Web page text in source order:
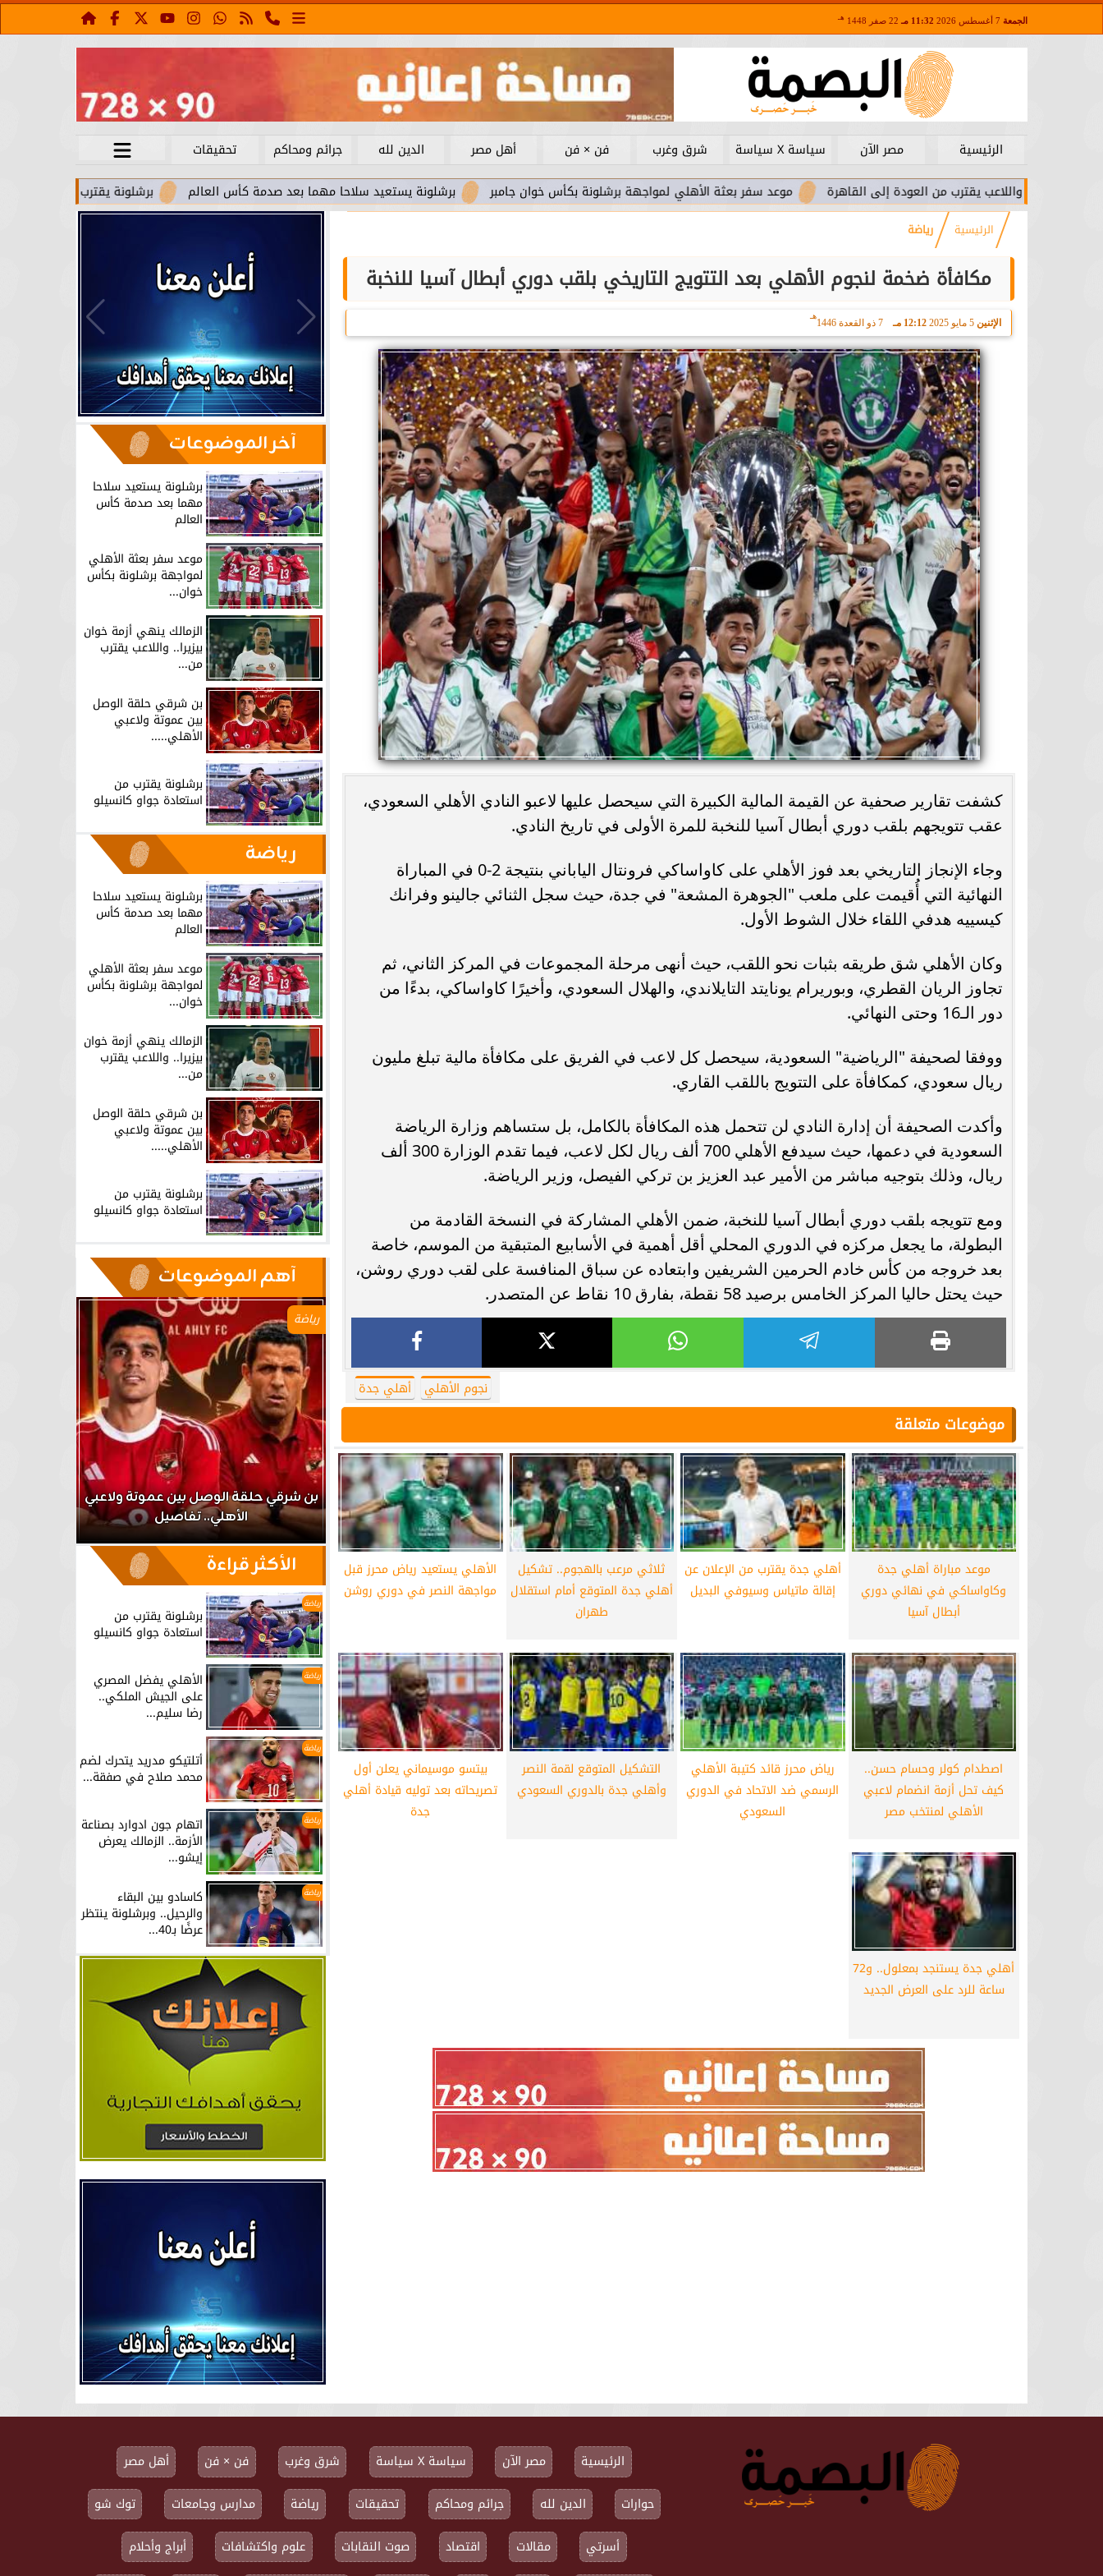
الجمعة 11:32 مـ 22 صفر 1448 هـ
الرئيسية مصر الآن سياسة X سياسة شرق وغرب فن × فن أهل مصر الدين لله جرائم ومحاكم
تحقيقات
برشلونة يقترب من استعادة جواو كانسيلو
برشلونة يستعيد سلاحا مهما بعد صدمة كأس العالم موعد سفر بعثة الأهلي لمواجهة برشلونة بكأس خوان جامبر واللاعب يقترب من العودة إلى القاهرة
الرئيسية رياضة
مكافأة ضخمة لنجوم الأهلي بعد التتويج التاريخي بلقب دوري أبطال آسيا للنخبة
الإثنين 5 مايو 2025 12:12 مـ 7 ذو القعدة 1446
هـ
كشفت تقارير صحفية عن القيمة المالية الكبيرة التي سيحصل عليها لاعبو النادي الأهلي السعودي،
عقب تتويجهم بلقب دوري أبطال آسيا للنخبة للمرة الأولى في تاريخ النادي.
وجاء الإنجاز التاريخي بعد فوز الأهلي على كاواساكي فرونتال الياباني بنتيجة 2-0 في المباراة
النهائية التي أُقيمت على ملعب "الجوهرة المشعة" في جدة، حيث سجل الثنائي جالينو وفرانك
كيسييه هدفي اللقاء خلال الشوط الأول.
وكان الأهلي شق طريقه بثبات نحو اللقب، حيث أنهى مرحلة المجموعات في المركز الثاني، ثم
تجاوز الريان القطري، وبوريرام يونايتد التايلاندي، والهلال السعودي، وأخيرًا كاواساكي، بدءًا من
دور الـ16 وحتى النهائي.
ووفقا لصحيفة "الرياضية" السعودية، سيحصل كل لاعب في الفريق على مكافأة مالية تبلغ مليون
ريال سعودي، كمكافأة على التتويج باللقب القاري.
وأكدت الصحيفة أن إدارة النادي لن تتحمل هذه المكافأة بالكامل، بل ستساهم وزارة الرياضة
السعودية في دعمها، حيث سيدفع الأهلي 700 ألف ريال لكل لاعب، فيما تقدم الوزارة 300 ألف
ريال، وذلك بتوجيه مباشر من الأمير عبد العزيز بن تركي الفيصل، وزير الرياضة.
ومع تتويجه بلقب دوري أبطال آسيا للنخبة، ضمن الأهلي المشاركة في النسخة القادمة من
البطولة، ما يجعل مركزه في الدوري المحلي أقل أهمية في الأسابيع المتبقية من الموسم، خاصة
بعد خروجه من كأس خادم الحرمين الشريفين وابتعاده عن سباق المنافسة على لقب دوري روشن،
حيث يحتل حاليا المركز الخامس برصيد 58 نقطة، بفارق 10 نقاط عن المتصدر.
نجوم الأهلي أهلي جدة
موضوعات متعلقة
موعد مباراة أهلي جدة
وكاواساكي في نهائي دوري
أبطال آسيا
أهلي جدة يقترب من الإعلان عن
إقالة ماتياس وسيوفي البديل
ثلاثي مرعب بالهجوم.. تشكيل
أهلي جدة المتوقع أمام استقلال
طهران
الأهلي يستعيد رياض محرز قبل
مواجهة النصر في دوري روشن
اصطدام كولر وحسام حسن..
كيف تحل أزمة انضمام لاعبي
الأهلي لمنتخب مصر
رياض محرز قائد كتيبة الأهلي
الرسمي ضد الاتحاد في الدوري
السعودي
التشكيل المتوقع لقمة النصر
وأهلي جدة بالدوري السعودي
بيتسو موسيماني يعلن أول
تصريحاته بعد توليه قيادة أهلي
جدة
أهلي جدة يستنجد بمعلول.. و72
ساعة للرد على العرض الجديد
آخر الموضوعات
برشلونة يستعيد سلاحا
مهما بعد صدمة كأس
العالم
موعد سفر بعثة الأهلي
لمواجهة برشلونة بكأس
خوان...
الزمالك ينهي أزمة خوان
بيزيرا.. واللاعب يقترب
من...
بن شرقي حلقة الوصل
بين عموتة ولاعبي
الأهلي.....
برشلونة يقترب من
استعادة جواو كانسيلو
رياضة
برشلونة يستعيد سلاحا
مهما بعد صدمة كأس
العالم
موعد سفر بعثة الأهلي
لمواجهة برشلونة بكأس
خوان...
الزمالك ينهي أزمة خوان
بيزيرا.. واللاعب يقترب
من...
بن شرقي حلقة الوصل
بين عموتة ولاعبي
الأهلي.....
برشلونة يقترب من
استعادة جواو كانسيلو
آهم الموضوعات
برشلونة يستعيد سلاحا مهما بعد صدمة
كأس العالم
موعد سفر بعثة الأهلي لمواجهة برشلونة
بكأس خوان جامبر
الزمالك ينهي أزمة خوان بيزيرا.. واللاعب
يقترب من العودة إلى القاهرة
رياضة
بن شرقي حلقة الوصل بين عموتة ولاعبي
الأهلي.. تفاصيل
الأكثر قراءة
رياضة
برشلونة يقترب من
استعادة جواو كانسيلو
رياضة الأهلي يفضل المصري
على الجيش الملكي..
رضا سليم...
رياضة
أتلتيكو مدريد يتحرك لضم
محمد صلاح في صفقة...
رياضة اتهام جون ادوارد بصناعة
الأزمة.. الزمالك يعرض
إيشو...
رياضة كاسادو بين البقاء
والرحيل.. وبرشلونة ينتظر
عرضًا بـ40...
الرئيسية مصر الآن سياسة X سياسة شرق وغرب فن × فن
أهل مصر
حوارات
الدين لله جرائم ومحاكم تحقيقات رياضة مدارس وجامعات
توك شو
أسرتي
مقالات اقتصاد صوت النقابات علوم واكتشافات أبراج وأحلام